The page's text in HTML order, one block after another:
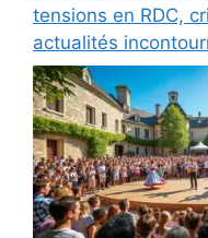
tensions en RDC,
actualités